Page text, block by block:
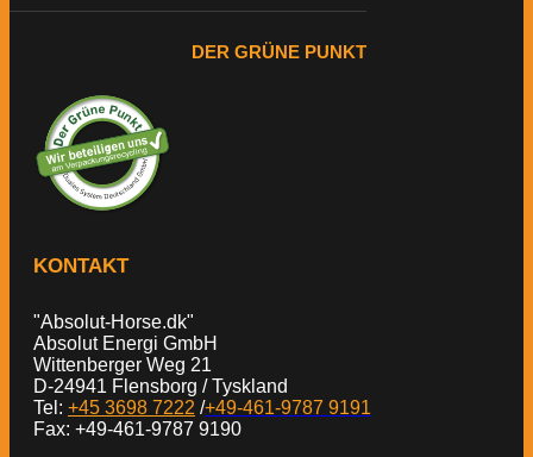
DER GRÜNE PUNKT
KONTAKT
"Absolut-Horse.dk"
Absolut Energi GmbH
Wittenberger Weg 21
D-24941 Flensborg / Tyskland
Tel: +45 3698 7222 /+49-461-9787 9191
Fax: +49-461-9787 9190